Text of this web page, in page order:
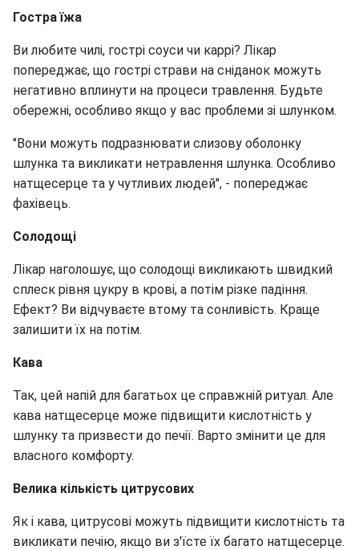
Гостра їжа
Ви любите чилі, гострі соуси чи каррі? Лікар
попереджає, що гострі страви на сніданок можуть
негативно вплинути на процеси травлення. Будьте
обережні, особливо якщо у вас проблеми зі шлунком.
"Вони можуть подразнювати слизову оболонку
шлунка та викликати нетравлення шлунка. Особливо
натщесерце та у чутливих людей", - попереджає
фахівець.
Солодощі
Лікар наголошує, що солодощі викликають швидкий
сплеск рівня цукру в крові, а потім різке падіння.
Ефект? Ви відчуваєте втому та сонливість. Краще
залишити їх на потім.
Кава
Так, цей напій для багатьох це справжній ритуал. Але
кава натщесерце може підвищити кислотність у
шлунку та призвести до печії. Варто змінити це для
власного комфорту.
Велика кількість цитрусових
Як і кава, цитрусові можуть підвищити кислотність та
викликати печію, якщо ви з'їсте їх багато натщесерце.